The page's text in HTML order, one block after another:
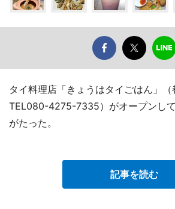
タイ料理店「きょうはタイごはん」（
TEL080-4275-7335）がオープンし
がたった。
記事を読む